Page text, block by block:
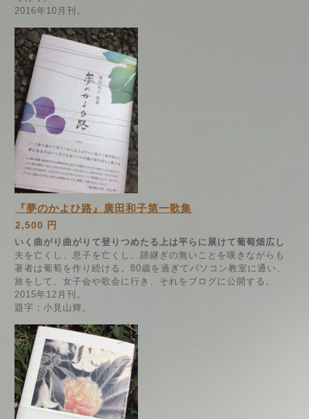
2016年10月刊。
『夢のかよひ路』廣田和子第一歌集
2,500 円
いく曲がり曲がりて登りつめたる上は平らに展けて葡萄畑広し
夫を亡くし、息子を亡くし、跡継ぎの無いことを嘆きながらも
著者は葡萄を作り続ける。80歳を過ぎてパソコン教室に通い、
旅をして、女子会や歌会に行き、それをブログに公開する。
2015年12月刊。
題字：小見山輝。